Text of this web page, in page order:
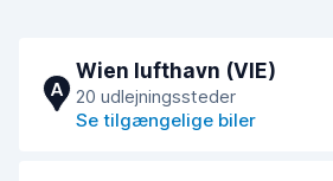
A
Wien lufthavn (VIE)
20 udlejningssteder
Se tilgængelige biler